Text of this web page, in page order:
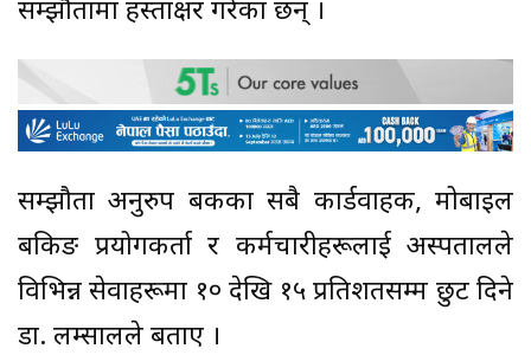
सम्झौतामा हस्ताक्षर गरेका छन् ।
सम्झौता अनुरुप बैंकका सबै कार्डवाहक, मोबाइल
बैंकिङ प्रयोगकर्ता र कर्मचारीहरूलाई अस्पतालले
विभिन्न सेवाहरूमा १० देखि १५ प्रतिशतसम्म छुट दिने
डा. लम्सालले बताए ।